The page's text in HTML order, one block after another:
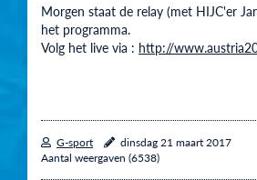
Morgen staat de relay (met HIJC'er
het programma.
Volg het live via : http://
G-sport
dinsdag 21 maart 2017
Aantal weergaven (6538)